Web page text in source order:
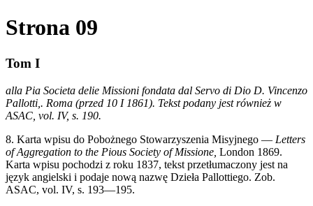
Strona 09
Tom I
alla Pia Societa delie Missioni fondata dal Servo di Dio D. Vincenzo
Pallotti,. Roma (przed 10 I 1861). Tekst podany jest również w
ASAC, vol. IV, s. 190.
8. Karta wpisu do Pobożnego Stowarzyszenia Misyjnego — Letters
of Aggregation to the Pious Society of Missione, London 1869.
Karta wpisu pochodzi z roku 1837, tekst przetłumaczony jest na
język angielski i podaje nową nazwę Dzieła Pallottiego. Zob.
ASAC, vol. IV, s. 193—195.